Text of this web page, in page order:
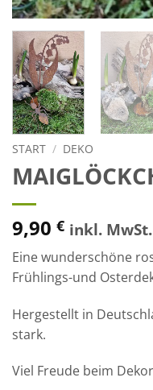
START / DEKO
9,90 € inkl. MwSt.
Eine wunderschöne
Frühlings-und
Hergestellt in
stark.
Viel Freude beim